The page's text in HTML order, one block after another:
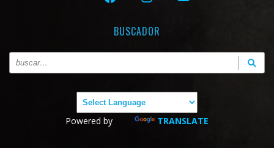
BUSCADOR
Powered by TRANSLATE